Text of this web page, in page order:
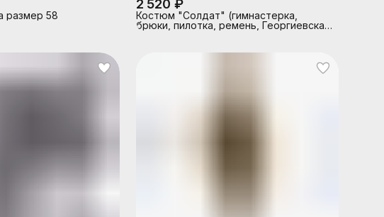
размер 58
2 520 ₽
Костюм "Солдат" (гимнастерка,
брюки, пилотка, ремень, Георгиевская